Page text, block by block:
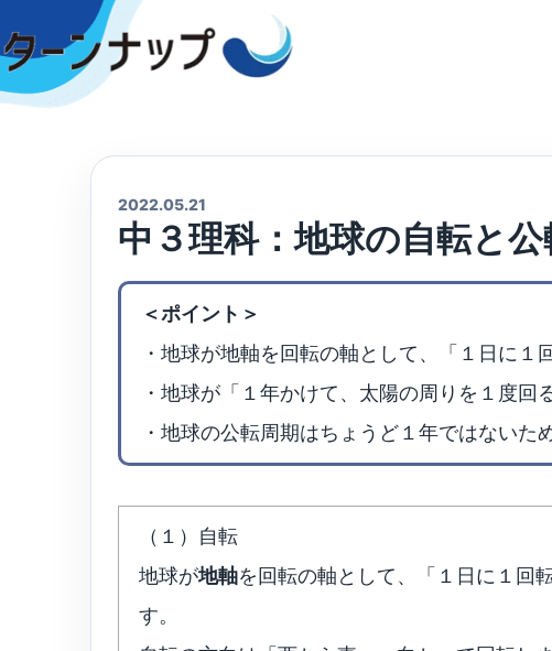
to
content
2022.05.21
中３理科：地球の自転と公
＜ポイント＞
・地球が地軸を回転の軸として、「１日に１
・地球が「１年かけて、太陽の周りを１度回
・地球の公転周期はちょうど１年ではないため
（１）自転
地球が地軸を回転の軸として、「１日に１回
す。